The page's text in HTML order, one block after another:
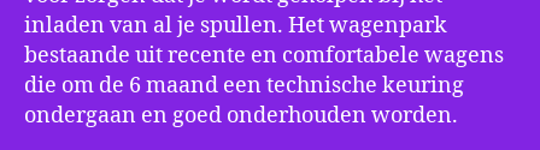
inladen van al je spullen. Het wagenpark
bestaande uit recente en comfortabele wagens
die om de 6 maand een technische keuring
ondergaan en goed onderhouden worden.